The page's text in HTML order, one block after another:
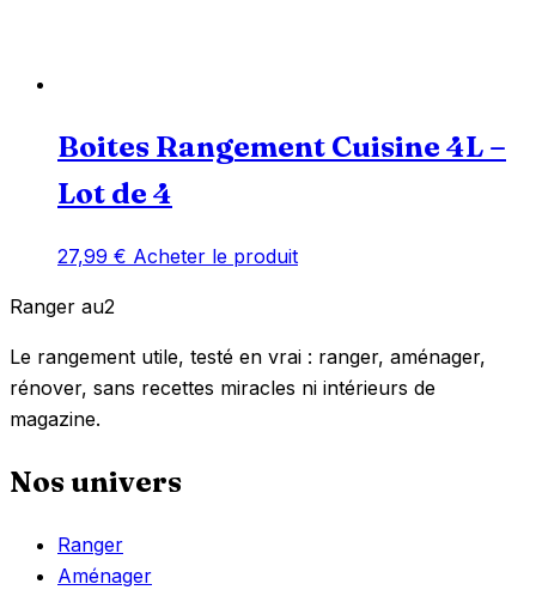
Boites Rangement Cuisine 4L –
Lot de 4
27,99 € Acheter le produit
Ranger au2
Le rangement utile, testé en vrai : ranger, aménager,
rénover, sans recettes miracles ni intérieurs de
magazine.
Nos univers
Ranger
Aménager